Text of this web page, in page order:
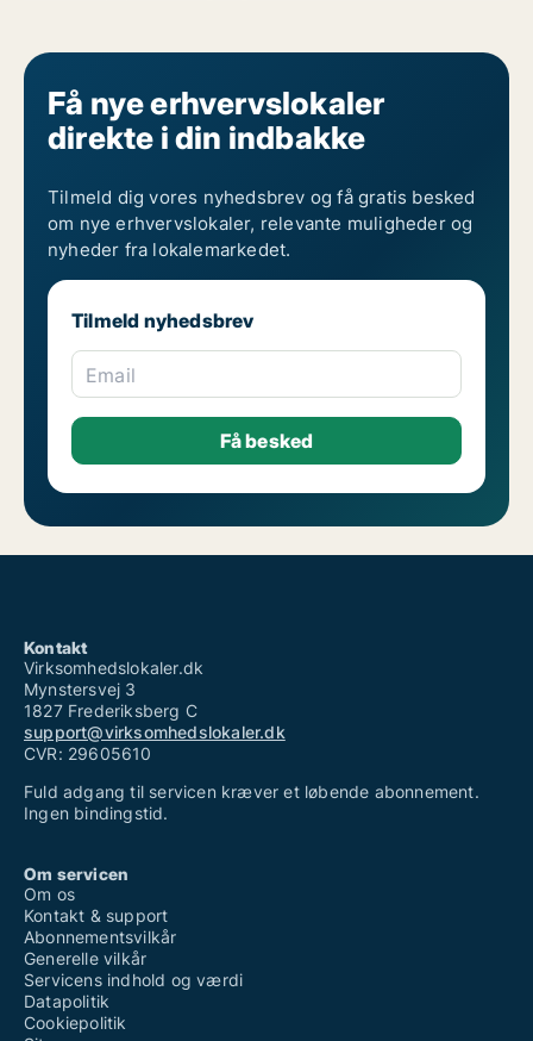
Få nye erhvervslokaler
direkte i din indbakke
Tilmeld dig vores nyhedsbrev og få gratis besked
om nye erhvervslokaler, relevante muligheder og
nyheder fra lokalemarkedet.
Tilmeld nyhedsbrev
Email
Kontakt
Virksomhedslokaler.dk
Mynstersvej 3
1827 Frederiksberg C
support@virksomhedslokaler.dk
CVR: 29605610
Fuld adgang til servicen kræver et løbende abonnement.
Ingen bindingstid.
Om servicen
Om os
Kontakt & support
Abonnementsvilkår
Generelle vilkår
Servicens indhold og værdi
Datapolitik
Cookiepolitik